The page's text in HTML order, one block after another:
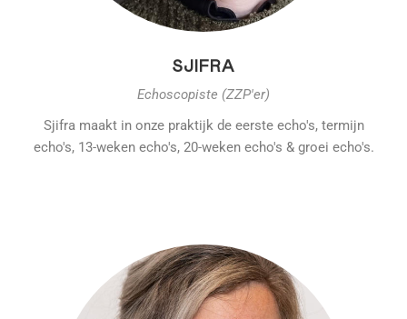
SJIFRA
Echoscopiste (ZZP'er)
Sjifra maakt in onze praktijk de eerste echo's, termijn
echo's, 13-weken echo's, 20-weken echo's & groei echo's.